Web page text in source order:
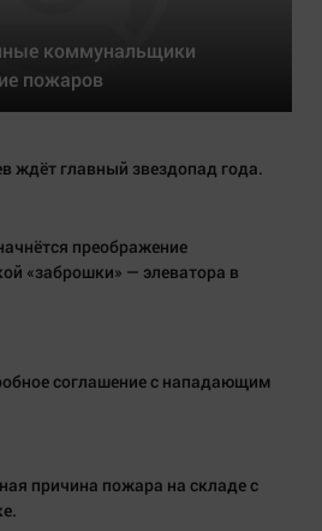
коммунальщики
пожаров
ждёт главный звездопад года.
преображение
«заброшки» — элеватора в
соглашение с нападающим
причина пожара на складе с